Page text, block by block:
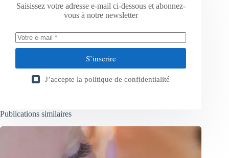
Saisissez votre adresse e-mail ci-dessous et abonnez-
vous à notre newsletter
S’inscrire
J’accepte la politique de confidentialité
Publications similaires